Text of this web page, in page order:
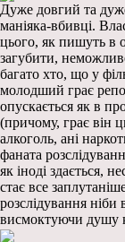
Дуже довгий та
маніяка-вбивці.
цього, як пишуть в
загубити,
багато хто, що у
молодший грає
опускається як в
(причому, грає він
алкоголь, ані
фаната
як іноді здається,
стає все
розслідування ніби
висмоктуючи душу